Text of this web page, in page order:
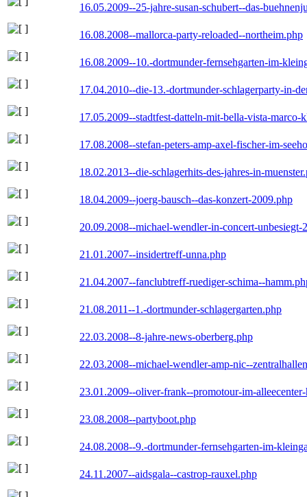
16.05.2009--25-jahre-susan-schubert--das-
16.08.2008--mallorca-party-reloaded--northeim.php
16.08.2009--10.-dortmunder-fernsehgarten-im-
17.04.2010--die-13.-dortmunder-schlagerparty-in-
17.05.2009--stadtfest-datteln-mit-bella-vista-marco-
17.08.2008--stefan-peters-amp-axel-fischer-im-
18.02.2013--die-schlagerhits-des-jahres-in-
18.04.2009--joerg-bausch--das-konzert-2009.php
20.09.2008--michael-wendler-in-concert-unbesiegt-
21.01.2007--insidertreff-unna.php
21.04.2007--fanclubtreff-ruediger-schima--
21.08.2011--1.-dortmunder-schlagergarten.php
22.03.2008--8-jahre-news-oberberg.php
22.03.2008--michael-wendler-amp-nic--
23.01.2009--oliver-frank--promotour-im-
23.08.2008--partyboot.php
24.08.2008--9.-dortmunder-fernsehgarten-im-
24.11.2007--aidsgala--castrop-rauxel.php